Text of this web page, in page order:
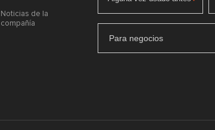
Noticias de la
compañía
Para negocios